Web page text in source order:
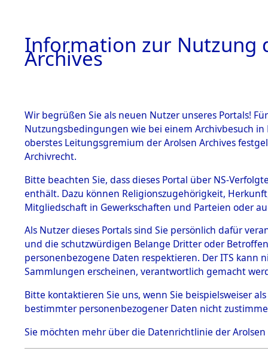
BESTÄNDE
1.
mente
5. Verschiedenes
5.3
Todesmärsche
5.3.1 Alliierte
Erhebungen
zu
Todesmärsch
en
5.3.2
von
Toter aus
Ort ihrer
0002
Information zur Nutzung
Archives
Wir begrüßen Sie als neuen Nutzer unseres Portals!
Nutzungsbedingungen wie bei einem Archivbesuch
oberstes Leitungsgremium der Arolsen Archives
Archivrecht.
Bitte beachten Sie, dass dieses Portal über NS-
enthält. Dazu können Religionszugehörigkeit,
Mitgliedschaft in Gewerkschaften und Parteien oder
Als Nutzer dieses Portals sind Sie persönlich dafür
und die schutzwürdigen Belange Dritter oder
personenbezogene Daten respektieren. Der ITS
Sammlungen erscheinen, verantwortlich gemacht
Bitte kontaktieren Sie uns, wenn Sie beispielsweiser
bestimmter personenbezogener Daten nicht
Sie möchten mehr über die Datenrichtlinie der Arolsen